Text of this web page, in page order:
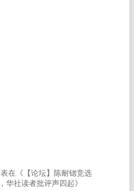
在《 【论坛】陈耐锶竞选
华社读者批评声四起》